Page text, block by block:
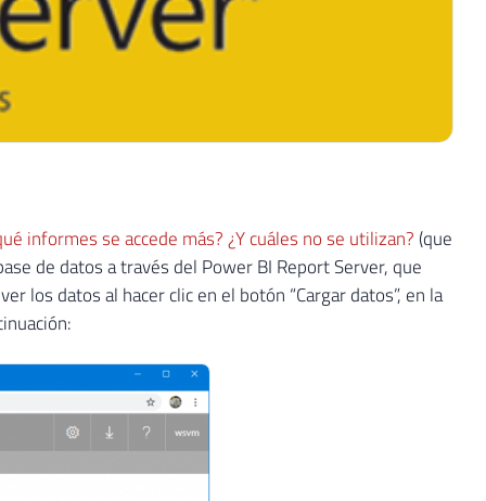
informes se accede más? ¿Y cuáles no se utilizan? (que
de datos a través del Power BI Report Server, que
los datos al hacer clic en el botón “Cargar datos”, en la